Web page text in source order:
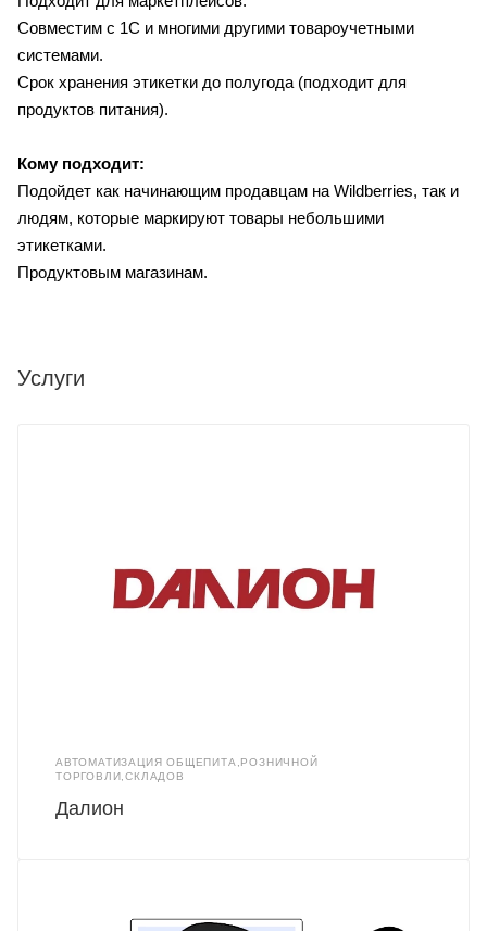
Совместим с 1С и многими другими товароучетными
системами.
Срок хранения этикетки до полугода (подходит для
продуктов питания).
Кому подходит:
Подойдет как начинающим продавцам на Wildberries, так и
людям, которые маркируют товары небольшими
этикетками.
Продуктовым магазинам.
Услуги
АВТОМАТИЗАЦИЯ ОБЩЕПИТА,РОЗНИЧНОЙ
ТОРГОВЛИ,СКЛАДОВ
Далион